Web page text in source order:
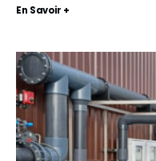
En Savoir +